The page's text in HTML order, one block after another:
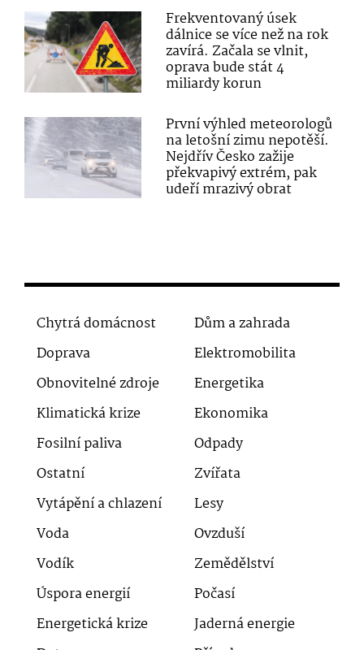
Frekventovaný úsek
dálnice se více než na rok
zavírá. Začala se vlnit,
oprava bude stát 4
miliardy korun
První výhled meteorologů
na letošní zimu nepotěší.
Nejdřív Česko zažije
překvapivý extrém, pak
udeří mrazivý obrat
Chytrá domácnost
Dům a zahrada
Doprava
Elektromobilita
Obnovitelné zdroje
Energetika
Klimatická krize
Ekonomika
Fosilní paliva
Odpady
Ostatní
Zvířata
Vytápění a chlazení
Lesy
Voda
Ovzduší
Vodík
Zemědělství
Úspora energií
Počasí
Energetická krize
Jaderná energie